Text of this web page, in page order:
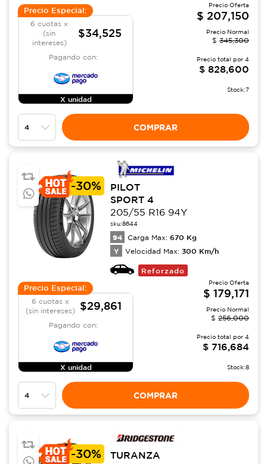
Precio Especial:
6 cuotas x
(sin
intereses)
$34,525
Pagando con:
X unidad
Precio Oferta
$ 207,150
Precio Normal
$ 345,300
Precio total por 4
$ 828,600
Stock:7
COMPRAR
-30%
PILOT
SPORT 4
205/55 R16 94Y
sku:8644
94 Carga Max: 670 Kg
Y Velocidad Max: 300 Km/h
Reforzado
Precio Especial:
6 cuotas x
(sin intereses)
$29,861
Pagando con:
X unidad
Precio Oferta
$ 179,171
Precio Normal
$ 256,000
Precio total por 4
$ 716,684
Stock:8
COMPRAR
-30%
TURANZA